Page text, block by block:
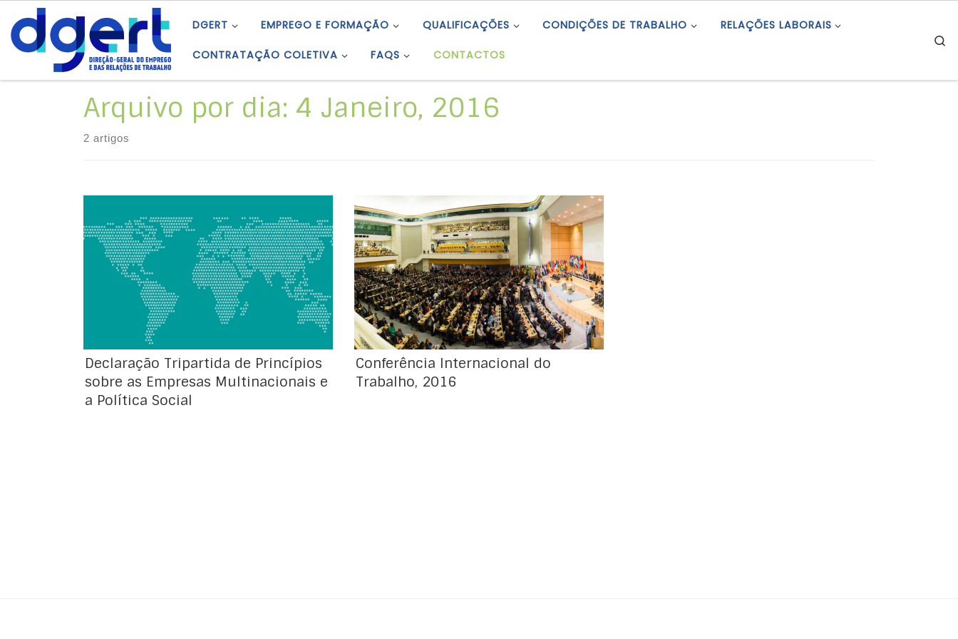
Skip to content DGERT EMPREGO E FORMAÇÃO QUALIFICAÇÕES CONDIÇÕES DE TRABALHO RELAÇÕES LABORAIS
CONTRATAÇÃO COLETIVA FAQS CONTACTOS
Arquivo por dia: 4 Janeiro, 2016
2 artigos
A Organização Internacional do Trabalho
(OIT) atualizou a sua Declaração Tripartida
de Princípios sobre Empresas Multinacionais e
Política Social, que trata de temas como
emprego, formação profissional, condições
de vida, de tra­balho e relações profissionais.
Declaração Tripartida de Princípios
sobre as Empresas Multinacionais e
a Política Social
105.ª Sessão da Conferência Internacional do
Trabalho Genebra, 30 de maio a 11 de junho
de 2016
Conferência Internacional do
Trabalho, 2016